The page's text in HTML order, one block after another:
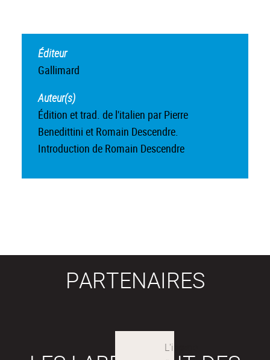
Éditeur
Gallimard
Auteur(s)
Édition et trad. de l'italien par Pierre
Benedittini et Romain Descendre.
Introduction de Romain Descendre
PARTENAIRES